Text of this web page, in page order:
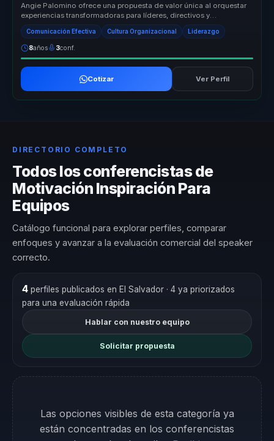
Angie Palomino ofrece una propuesta de valor única al orquestar
experiencias transformadoras para líderes, directivos y
responsables de e...
Comunicación Efectiva Cultura Organizacional Liderazgo
8años 3conf.
Cotizar Ver Perfil
DIRECTORIO COMPLETO
Todos los conferencistas de
Motivación Inspiración Para
Equipos
Catálogo funcional para explorar perfiles, comparar
enfoques y avanzar a la evaluación comercial del speaker
correcto.
4perfiles publicados en El Salvador · 4 ya priorizados
para una evaluación rápida
Hablar con nuestro equipo
Solicitar propuesta
Las opciones visibles de esta categoría ya
están concentradas en los conferencistas